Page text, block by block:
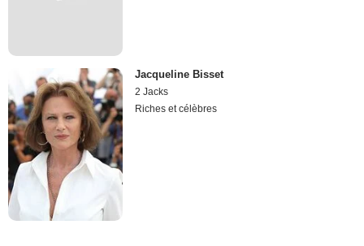
Jacqueline Bisset
2 Jacks
Riches et célèbres